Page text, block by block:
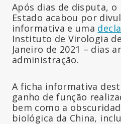
Após dias de disputa,
Estado acabou por
informativa e uma
Instituto de Virologia
Janeiro de 2021 – dias
administração.
A ficha informativa
ganho de função
bem como a
biológica da China,